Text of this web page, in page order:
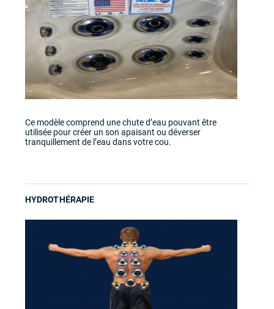
Ce modèle comprend une chute d’eau pouvant être
utilisée pour créer un son apaisant ou déverser
tranquillement de l’eau dans votre cou.
HYDROTHÉRAPIE